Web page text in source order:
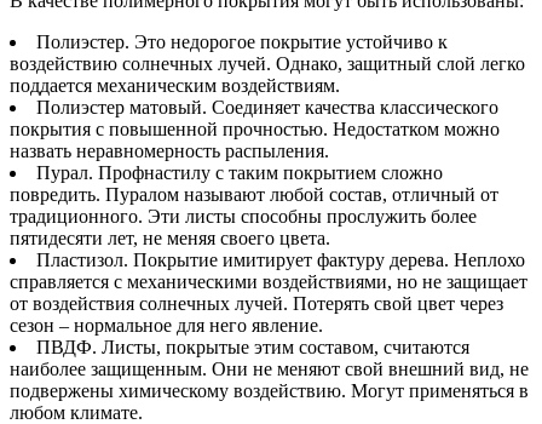
Полиэстер. Это недорогое покрытие устойчиво к
воздействию солнечных лучей. Однако, защитный слой легко
поддается механическим воздействиям.
Полиэстер матовый. Соединяет качества классического
покрытия с повышенной прочностью. Недостатком можно
назвать неравномерность распыления.
Пурал. Профнастилу с таким покрытием сложно
повредить. Пуралом называют любой состав, отличный от
традиционного. Эти листы способны прослужить более
пятидесяти лет, не меняя своего цвета.
Пластизол. Покрытие имитирует фактуру дерева. Неплохо
справляется с механическими воздействиями, но не защищает
от воздействия солнечных лучей. Потерять свой цвет через
сезон – нормальное для него явление.
ПВДФ. Листы, покрытые этим составом, считаются
наиболее защищенным. Они не меняют свой внешний вид, не
подвержены химическому воздействию. Могут применяться в
любом климате.